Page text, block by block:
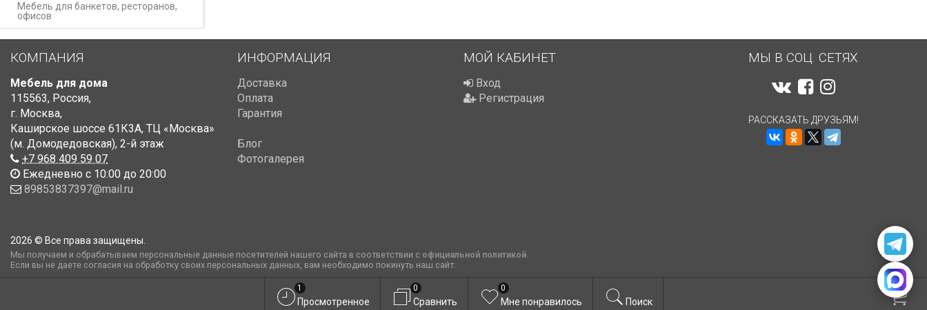
Мебель для банкетов, ресторанов,
офисов
КОМПАНИЯ
Мебель для дома
115563, Россия,
г. Москва,
Каширское шоссе 61К3А, ТЦ «Москва»
(м. Домодедовская), 2-й этаж
+7 968 409 59 07
Ежедневно с 10:00 до 20:00
89853837397@mail.ru
ИНФОРМАЦИЯ
Доставка
Оплата
Гарантия
Блог
Фотогалерея
МОЙ КАБИНЕТ
Вход
Регистрация
МЫ В СОЦ. СЕТЯХ
РАССКАЗАТЬ ДРУЗЬЯМ!
2026 © Все права защищены.
Мы получаем и обрабатываем персональные данные посетителей нашего сайта в соответствии с официальной политикой.
Если вы не даете согласия на обработку своих персональных данных, вам необходимо покинуть наш сайт.
Просмотренное
1
Сравнить
0
Мне понравилось
0
Поиск